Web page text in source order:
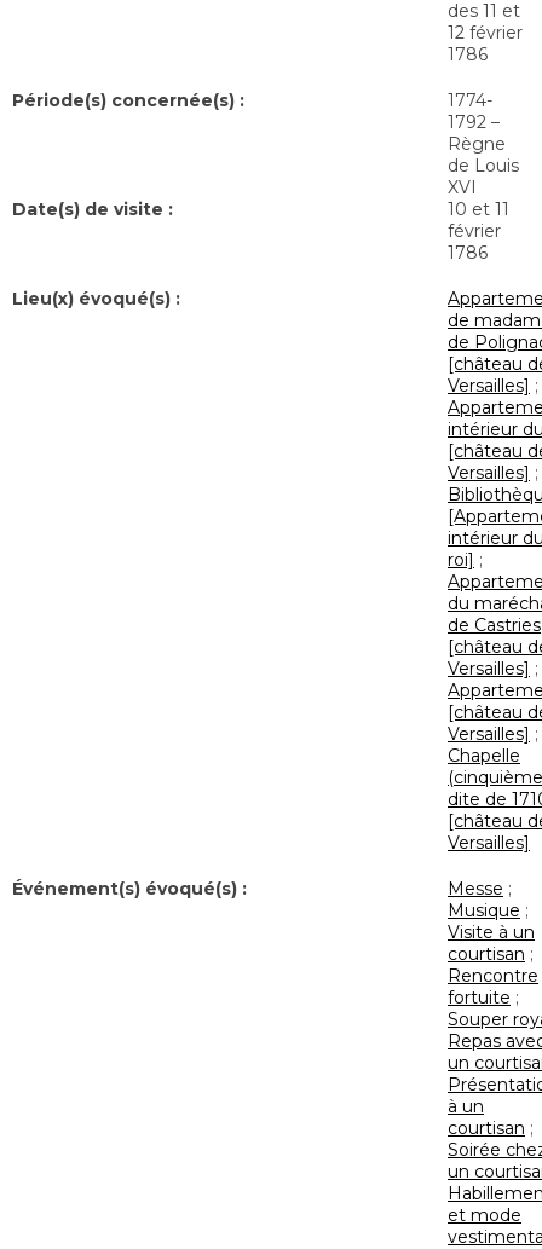
des 11 et
12 février
1786
Période(s) concernée(s) :
1774-
1792 –
Règne
de Louis
XVI
Date(s) de visite :
10 et 11
février
1786
Lieu(x) évoqué(s) :
de
de
[château
Versailles] ;
intérieur
[château
Versailles] ;
intérieur
roi] ;
du
de Castries
[château
Versailles] ;
[château
Versailles] ;
Chapelle
dite de
[château
Versailles]
Événement(s) évoqué(s) : Messe ;
Musique ;
Visite à un
courtisan ;
Rencontre
fortuite ;
Souper
Repas
un
à un
courtisan ;
Soirée
un
et mode